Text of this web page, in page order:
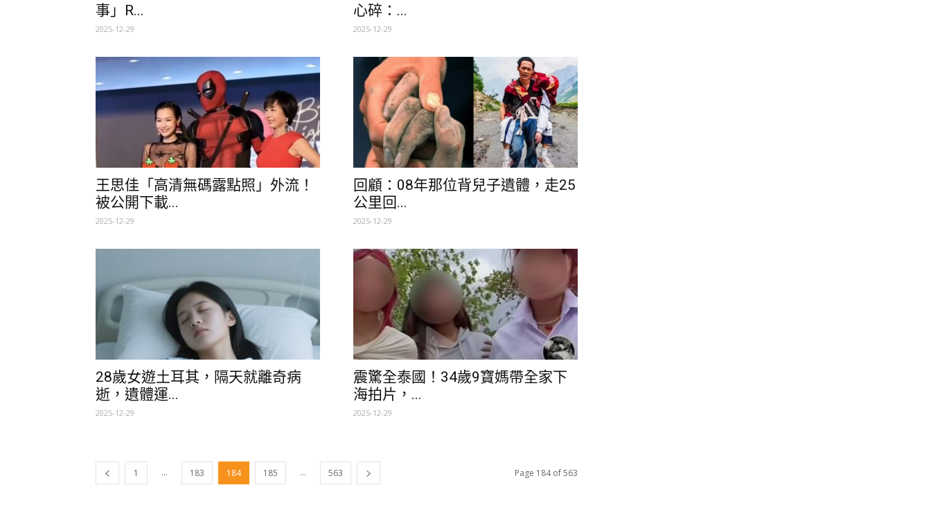
事」R...
2025-12-29
心碎：...
2025-12-29
王思佳「高清無碼露點照」外流！
被公開下載...
2025-12-29
回顧：08年那位背兒子遺體，走25
公里回...
2025-12-29
28歲女遊土耳其，隔天就離奇病
逝，遺體運...
2025-12-29
震驚全泰國！34歲9寶媽帶全家下
海拍片，...
2025-12-29
1 ... 183 184 185 ... 563 Page 184 of 563